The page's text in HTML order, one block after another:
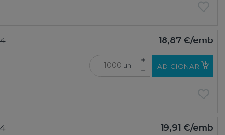
18,87 €/emb
uni ADICIONAR
19,91 €/emb